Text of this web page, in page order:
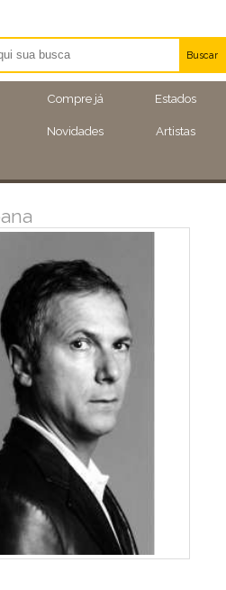
Compre já Estados
Novidades Artistas
Buscar
Artistas
Eventos